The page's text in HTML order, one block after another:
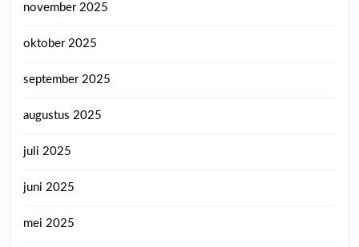
november 2025
oktober 2025
september 2025
augustus 2025
juli 2025
juni 2025
mei 2025